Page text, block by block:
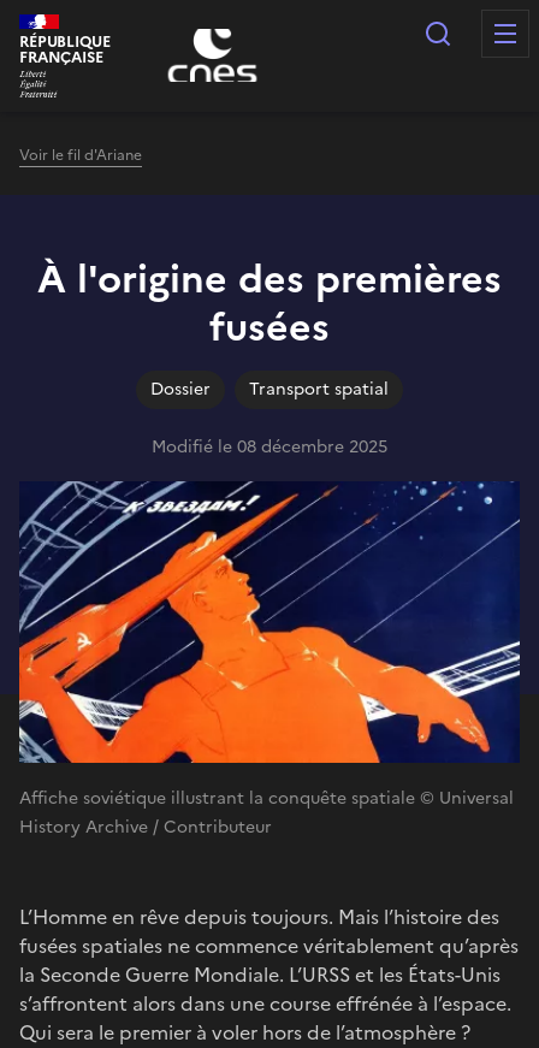
Panneau de gestion des cookies
RÉPUBLIQUE
FRANÇAISE
Voir le fil d'Ariane
À l'origine des premières
fusées
Dossier Transport spatial
Modifié le 08 décembre 2025
Affiche soviétique illustrant la conquête spatiale © Universal
History Archive / Contributeur
L’Homme en rêve depuis toujours. Mais l’histoire des
fusées spatiales ne commence véritablement qu’après
la Seconde Guerre Mondiale. L’URSS et les États-Unis
s’affrontent alors dans une course effrénée à l’espace.
Qui sera le premier à voler hors de l’atmosphère ?